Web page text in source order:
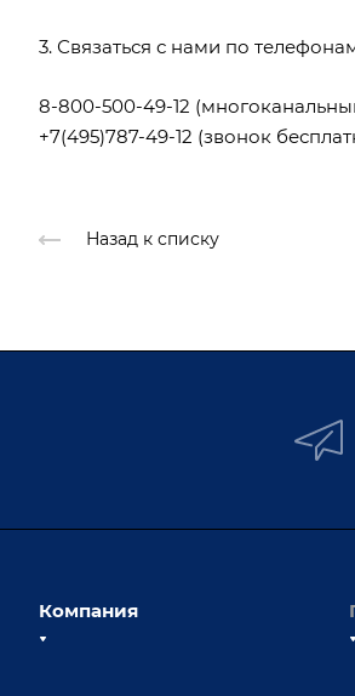
3. Связаться с нами по
8-800-500-49-12
+7(495)787-49-12 (звонок
Назад к списку
Компания